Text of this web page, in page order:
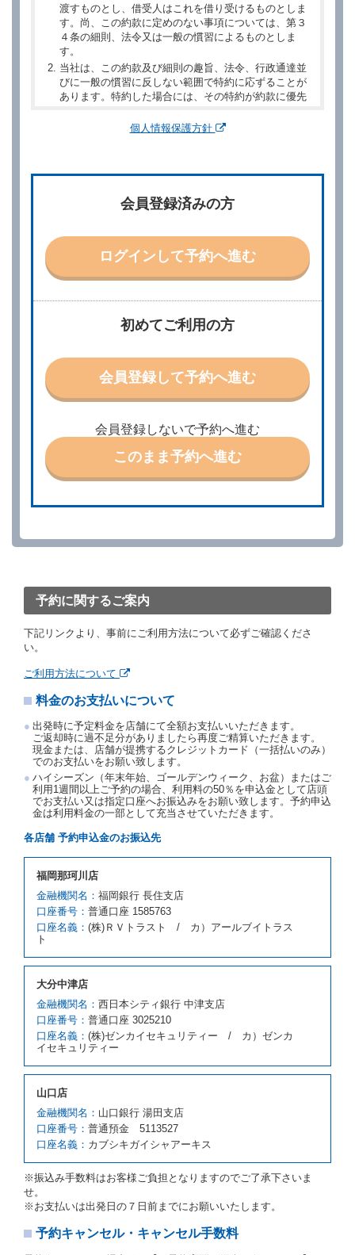
渡すものとし、借受人はこれを借り受けるものとしま
す。尚、この約款に定めのない事項については、第３
４条の細則、法令又は一般の慣習によるものとしま
す。
当社は、この約款及び細則の趣旨、法令、行政通達並
びに一般の慣習に反しない範囲で特約に応ずることが
あります。特約した場合には、その特約が約款に優先
別に定める料金表等に同意のうえ、別に定める方法に
他の借受条件（以下「借受条件」といいます。）を明
示して予約の申込みを行うことができます。なお、当
社は、電話連絡並びに電子メールによる予約に応じま
責任を負わないものとします。
当社は、借受人から予約の申込みがあったときは、原
則として、当社の保有するレンタカーの範囲内で予約
特に認める場合を除き、別に定める予約申込金を支払
うものとします。
第３条（予約の変更）
ときは、あらかじめ当社の承諾を受けなければならな
いものとします。
第４条（予約の取消し等）
ができます。
を１時間以上経過してもレンタカー貸渡契約（以下
約取消手数料を当社に支払うものとし、当社は、この
予約取消手数料の支払いがあったときは、受領済の予
約申込金を借受人に返還するものとします。
当社の都合により、予約が取り消されたとき、又は貸
約申込金を返還するものとします。
若しくは当社のいずれの責にもよらない事由により貸
たものとします。この場合、当社は受領済の予約申込
金を返還するものとします。
第５条（代替レンタカー）
当社は、借受人から予約のあった車種クラスのレンタ
カーを貸し渡すことができないときは、予約と異なる
車種クラスのレンタカー（以下「代替レンタカー」と
いいます。）の貸渡しを申し入れることができるもの
とします。
借受人が前項の申入れを承諾したときは、当社は車種
クラスを除き予約時と同一の借受条件でレンタカー提
携先の代替レンタカーを貸し渡すものとします。な
お、代替レンタカーの貸渡料金が予約された車種クラ
スの貸渡料金より高くなるときは、予約した車種クラ
スの貸渡料金によるものとし、予約された車種クラス
の車種クラスの貸渡料金によるものとします。
借受人は、第１項の代替レンタカーの貸渡しの申入れ
を拒絶し、予約を取り消すことができるものとしま
す。
前項の場合、第１項の貸渡しをすることができない原
因が、当社の責に帰する事由によるときには第４条第
４項の予約の取消しとして取り扱い、当社は受領済の
予約申込金を返還するものとします。
原因が、当社の責に帰さない事由による時には第４条
第５項の予約の取消しとして取り扱い、当社は受領済
の予約申込金を返還するものとします。
第６条（免責）
が締結されなかったことについて、第４条及び第５条
とします。
第３章／貸 渡 し
個人情報保護方針
初めてご利用の方
会員登録して予約へ進む
会員登録しないで予約へ進む
このまま予約へ進む
会員登録済みの方
ログインして予約へ進む
予約に関するご案内
下記リンクより、事前にご利用方法について必ずご確認くださ
い。
ご利用方法について
料金のお支払いについて
出発時に予定料金を店舗にて全額お支払いいただきます。
ご返却時に過不足分がありましたら再度ご精算いただきます。
現金または、店舗が提携するクレジットカード（一括払いのみ）
でのお支払いをお願い致します。
ハイシーズン（年末年始、ゴールデンウィーク、お盆）またはご
利用1週間以上ご予約の場合、利用料の50％を申込金として店頭
でお支払い又は指定口座へお振込みをお願い致します。予約申込
金は利用料金の一部として充当させていただきます。
各店舗 予約申込金のお振込先
福岡那珂川店
金融機関名： 福岡銀行 長住支店
口座番号： 普通口座 1585763
口座名義： (株)ＲＶトラスト / カ）アールブイトラス
ト
大分中津店
金融機関名： 西日本シティ銀行 中津支店
口座番号： 普通口座 3025210
口座名義： (株)ゼンカイセキュリティー / カ）ゼンカ
イセキュリティー
山口店
金融機関名： 山口銀行 湯田支店
口座番号： 普通預金 5113527
口座名義： カブシキガイシャアーキス
※振込み手数料はお客様ご負担となりますのでご了承下さいま
せ。
※お支払いは出発日の７日前までにお願いいたします。
予約キャンセル・キャンセル手数料